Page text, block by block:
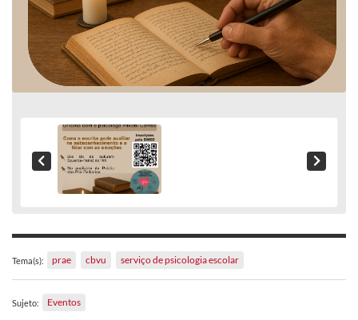
Tema(s): prae cbvu serviço de psicologia escolar
Sujeto: Eventos